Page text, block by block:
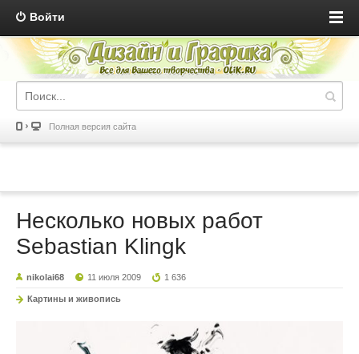
Войти
Полная версия сайта
Несколько новых работ
Sebastian Klingk
nikolai68 11 июля 2009 1 636
Картины и живопись